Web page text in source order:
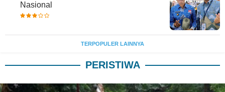
Nasional
TERPOPULER LAINNYA
PERISTIWA